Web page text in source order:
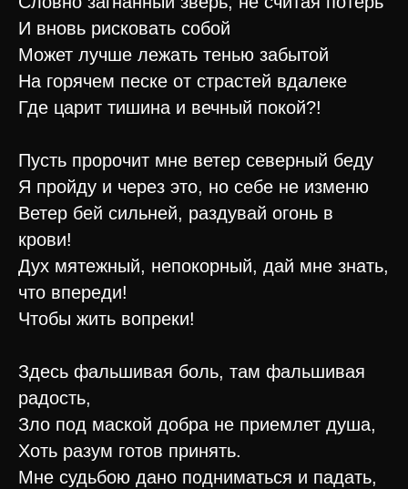
И вновь рисковать собой
Может лучше лежать тенью забытой
На горячем песке от страстей вдалеке
Где царит тишина и вечный покой?!
Пусть пророчит мне ветер северный беду
Я пройду и через это, но себе не изменю
Ветер бей сильней, раздувай огонь в
крови!
Дух мятежный, непокорный, дай мне знать,
что впереди!
Чтобы жить вопреки!
Здесь фальшивая боль, там фальшивая
радость,
Зло под маской добра не приемлет душа,
Хоть разум готов принять.
Мне судьбою дано подниматься и падать,